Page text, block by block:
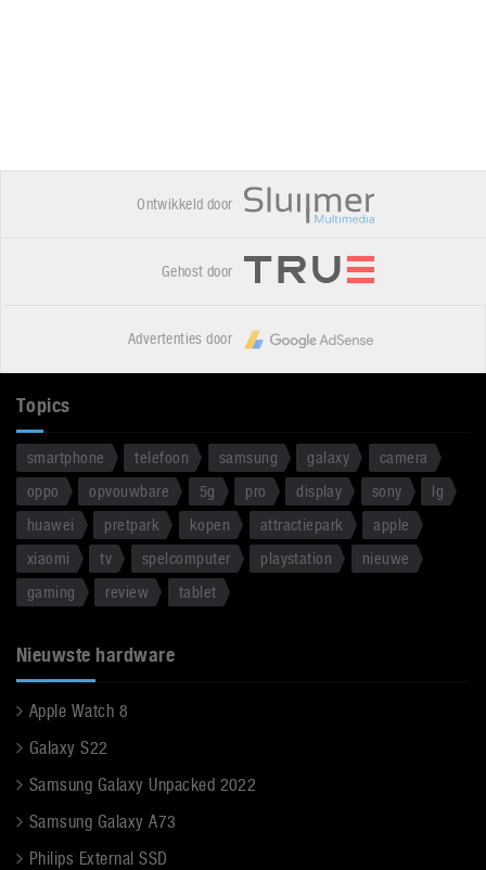
Ontwikkeld door
Gehost door
Advertenties door
Topics
smartphone telefoon samsung galaxy
camera
oppo
opvouwbare 5g pro display sony
lg
huawei
pretpark kopen attractiepark
apple
xiaomi
tv spelcomputer playstation
nieuwe
gaming
review tablet
Nieuwste hardware
Apple Watch 8
Galaxy S22
Samsung Galaxy Unpacked 2022
Samsung Galaxy A73
Philips External SSD